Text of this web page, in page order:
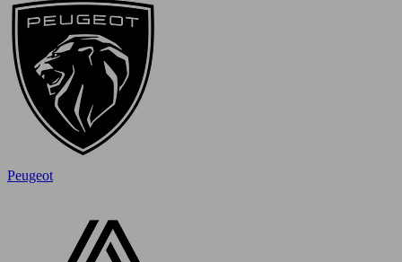
Peugeot